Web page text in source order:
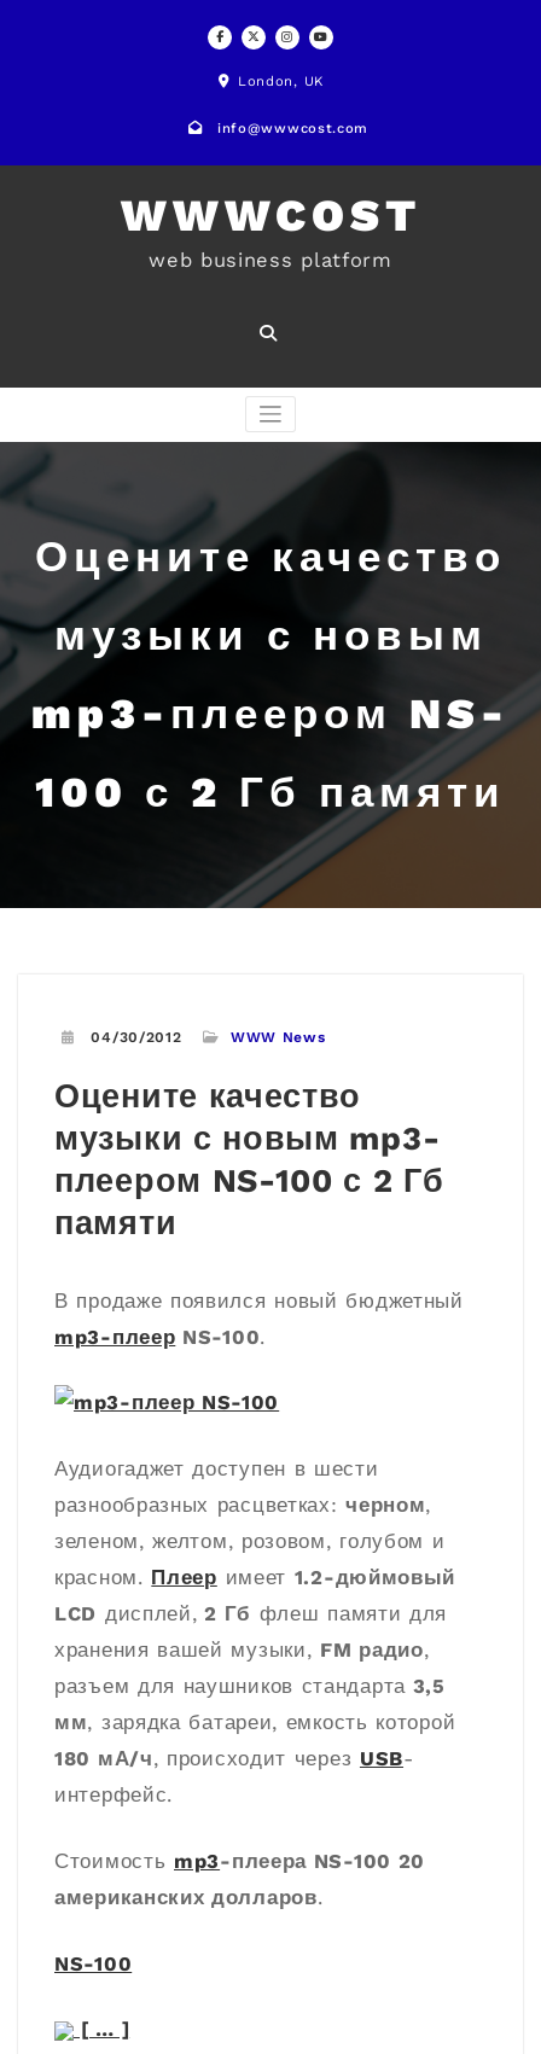
London, UK
info@wwwcost.com
WWWCOST
web business platform
Оцените качество
музыки с новым
mp3-плеером NS-
100 с 2 Гб памяти
04/30/2012 WWW News
Оцените качество
музыки с новым mp3-
плеером NS-100 с 2 Гб
памяти
В продаже появился новый бюджетный
mp3-плеер NS-100.
Аудиогаджет доступен в шести
разнообразных расцветках:черном,
зеленом,желтом, розовом, голубом и
красном. Плеер имеет 1.2-дюймовый
LCD дисплей, 2 Гб флеш памяти для
хранения вашей музыки, FM радио,
разъем для наушников стандарта 3,5
мм, зарядка батареи, емкость которой
180 мА/ч, происходит через USB-
интерфейс.
Стоимость mp3-плеера NS-100 20
американских долларов.
NS-100
[ … ]